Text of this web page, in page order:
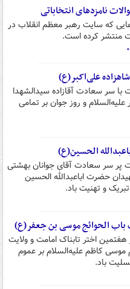
نامزدهای انتخاباتی
که سایت رهبر معظم انقلاب در
منتشر کرده است.
علی‌اکبر(ع)
با سر سعادت آقازاده سیدالشهدا
و روز جوان بر تمامی
الحسین(ع)
پر سر سعادت آقای جوانان بهشتی
حضرت اباعبدالله الحسین
و تهنیت باد.
الحوائج موسی بن جعفر(ع)
اختر تابناک امامت و ولایت
موسی کاظم علیه‌السلام بر عموم
باد.